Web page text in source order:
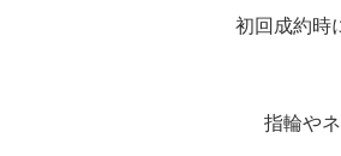
初回成約時
指輪や